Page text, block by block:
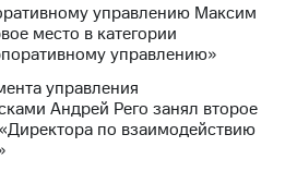
управлению Максим
место в категории
управлению»
управления
Андрей Рего занял второе
по взаимодействию